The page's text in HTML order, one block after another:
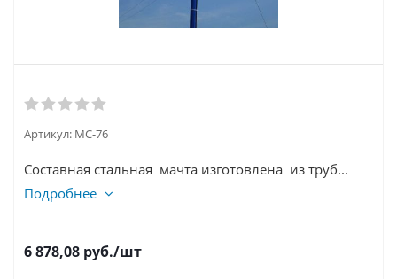
Артикул: МС-76
Составная стальная мачта изготовлена из труб...
Подробнее
6 878,08 руб./шт